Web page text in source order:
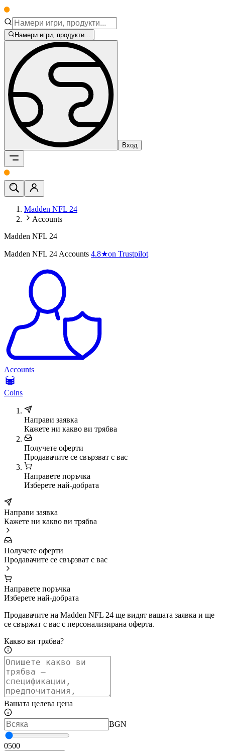
Намери игри, продукти...
Вход
Madden NFL 24
Accounts
Madden NFL 24
Madden NFL 24 Accounts 4.8★on Trustpilot
Accounts
Coins
Направи заявка
Кажете ни какво ви трябва
Получете оферти
Продавачите се свързват с вас
Направете поръчка
Изберете най-добрата
Направи заявка
Кажете ни какво ви трябва
Получете оферти
Продавачите се свързват с вас
Направете поръчка
Изберете най-добрата
Продавачите на Madden NFL 24 ще видят вашата заявка и ще
се свържат с вас с персонализирана оферта.
Какво ви трябва?
Вашата целева цена
BGN
0500